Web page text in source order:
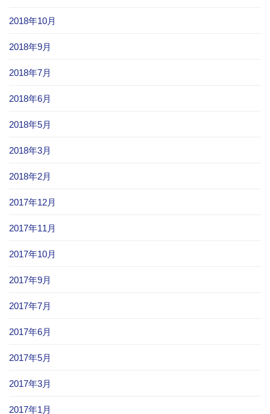
2018年10月
2018年9月
2018年7月
2018年6月
2018年5月
2018年3月
2018年2月
2017年12月
2017年11月
2017年10月
2017年9月
2017年7月
2017年6月
2017年5月
2017年3月
2017年1月